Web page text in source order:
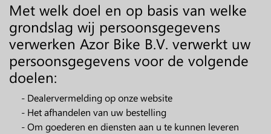
Met welk doel en op basis van welke
grondslag wij persoonsgegevens
verwerken Azor Bike B.V. verwerkt uw
persoonsgegevens voor de volgende
doelen:
- Dealervermelding op onze website
- Het afhandelen van uw bestelling
- Om goederen en diensten aan u te kunnen leveren